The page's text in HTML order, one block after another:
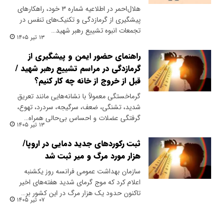
هلال‌احمر در اطلاعیه شماره ۳ خود، راهکارهای
پیشگیری از گرمازدگی و تکنیک‌های تنفس در
تجمعات انبوه تشییع رهبر شهید…
۱۳ تیر ۱۴۰۵
راهنمای حضور ایمن و پیشگیری از
گرمازدگی در مراسم تشییع رهبر شهید /
قبل از خروج از خانه چه کار کنیم؟
گرماخستگی معمولاً با نشانه‌هایی مانند تعریق
شدید، تشنگی، ضعف، سرگیجه، سردرد، تهوع،
گرفتگی عضلات و احساس بی‌حالی همراه…
۱۳ تیر ۱۴۰۵
ثبت رکوردهای جدید دمایی در اروپا/
هزار مورد مرگ و میر ثبت شد
سازمان بهداشت عمومی فرانسه روز یکشنبه
اعلام کرد که موج گرمای شدید هفته‌های اخیر
تاکنون حدود یک هزار مرگ در این کشور بر…
۰۷ تیر ۱۴۰۵